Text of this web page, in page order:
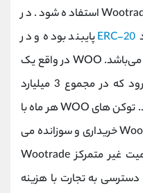
سرمایه‌گذاری، تخفیف در شبکه Wootrade استفاده شود. در
ERC-20پایبند بوده و در
اکثر صرافی های بزرگ قابل معامله می‌باشد. WOO در واقع یک
توکن عرضه محدود به شمار می رود که در مجموع 3 میلیارد
کوین در اختیار کاربران قرار می‌ دهد. توکن‌ های WOO هر ماه با
بخشی از درآمد جمع شده در Wootrade خریداری و سوزانده می‌
شوند. در حقیقت این کار در حاکمیت غیر متمرکز Wootrade
به تجارت با هزینه